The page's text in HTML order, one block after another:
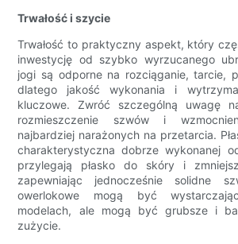
Trwałość i szycie
Trwałość to praktyczny aspekt, który
inwestycję od szybko wyrzucanego
jogi są odporne na rozciąganie, tarcie,
dlatego jakość wykonania i
kluczowe. Zwróć szczególną uwagę
rozmieszczenie szwów i
najbardziej narażonych na przetarcia.
charakterystyczna dobrze wykonanej
przylegają płasko do skóry i
zapewniając jednocześnie solidne
owerlokowe mogą być
modelach, ale mogą być grubsze i
zużycie.